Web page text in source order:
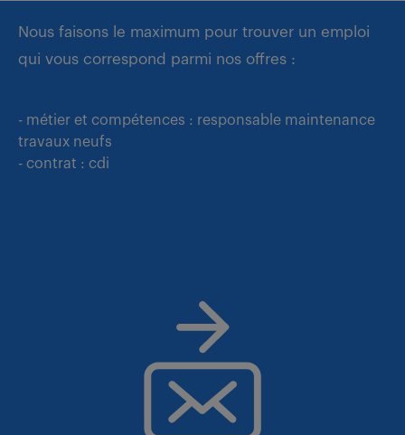
Nous faisons le maximum pour trouver un emploi
qui vous correspond parmi nos offres :
- métier et compétences : responsable maintenance
travaux neufs
- contrat : cdi